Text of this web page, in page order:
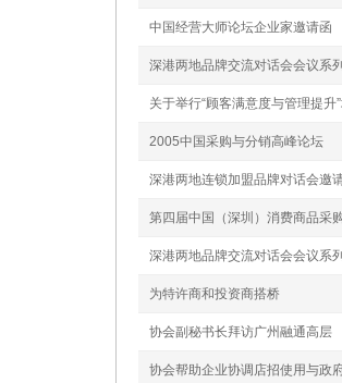
中国经营大师论坛企业家邀请函
深港两地品牌交流对话会会议系
关于举行“顾客满意度与管理提升
2005中国采购与分销高峰论坛
深港两地连锁加盟品牌对话会邀
第四届中国（深圳）消费商品采
深港两地品牌交流对话会会议系
为特许商和投资商搭桥
协会副秘书长拜访广州融通高层
协会帮助企业协调店招使用与政